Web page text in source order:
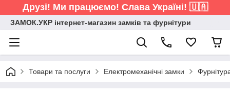
Друзі! Ми працюємо! Слава Україні! 🇺🇦
ЗАМОК.УКР інтернет-магазин замків та фурнітури
Товари та послуги Електромеханічні замки